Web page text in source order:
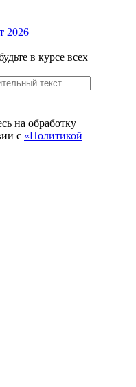
2026
в курсе всех
на обработку
с «Политикой